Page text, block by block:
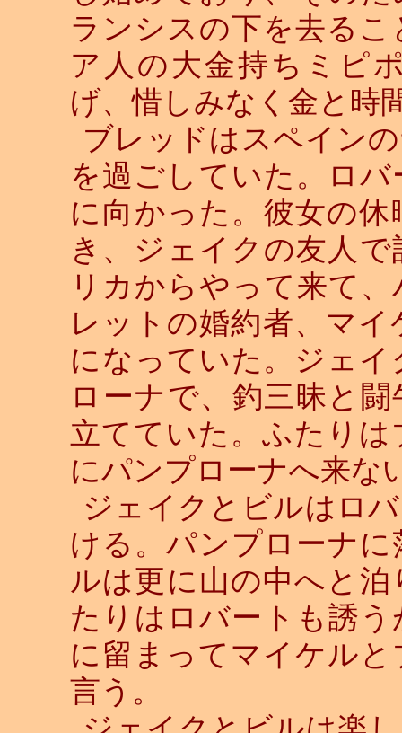
ランシスの下を去る
ア人の大金持ちミピ
げ、惜しみなく金と時
ブレッドはスペイン
を過ごしていた。ロ
に向かった。彼女の
き、ジェイクの友人
リカからやって来て
レットの婚約者、マ
になっていた。ジェ
ローナで、釣三昧と
立てていた。ふたり
にパンプローナへ来な
ジェイクとビルはロ
ける。パンプローナ
ルは更に山の中へと
たりはロバートも誘
に留まってマイケル
言う。